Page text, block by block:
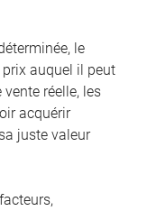
le
auquel il peut
réelle, les
acquérir
juste valeur